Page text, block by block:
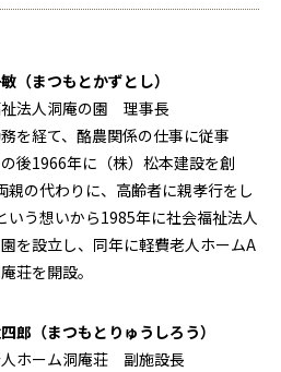
（まつもとかずとし）
法人洞庵の園 理事長
を経て、酪農関係の仕事に従事
後1966年に（株）松本建設を創
親の代わりに、高齢者に親孝行をし
いう想いから1985年に社会福祉法人
を設立し、同年に軽費老人ホームA
荘を開設。
郎（まつもとりゅうしろう）
ホーム洞庵荘 副施設長